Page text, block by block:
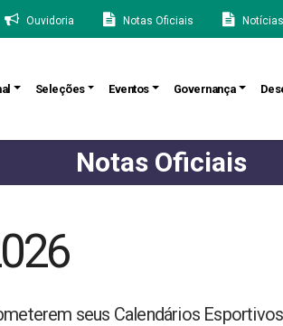
Ouvidoria Notas Oficiais Notícias
Seleções Eventos Governança
Notas Oficiais
seus Calendários